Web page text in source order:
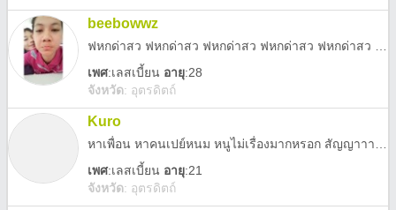
beebowwz
เพศ:เลสเบี้ยน อายุ:28
จังหวัด: อุตรดิตถ์
Kuro
เพศ:เลสเบี้ยน อายุ:21
จังหวัด: อุตรดิตถ์